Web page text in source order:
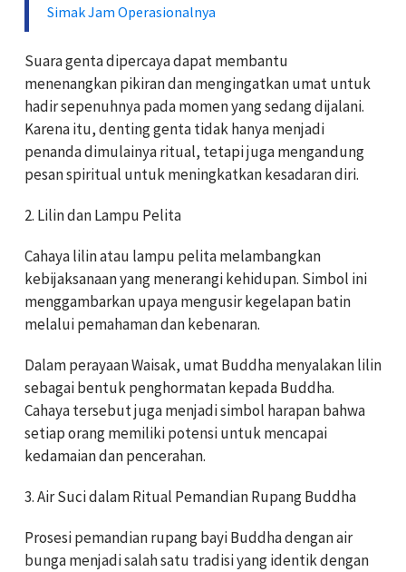
Simak Jam Operasionalnya
Suara genta dipercaya dapat membantu
menenangkan pikiran dan mengingatkan umat untuk
hadir sepenuhnya pada momen yang sedang dijalani.
Karena itu, denting genta tidak hanya menjadi
penanda dimulainya ritual, tetapi juga mengandung
pesan spiritual untuk meningkatkan kesadaran diri.
2. Lilin dan Lampu Pelita
Cahaya lilin atau lampu pelita melambangkan
kebijaksanaan yang menerangi kehidupan. Simbol ini
menggambarkan upaya mengusir kegelapan batin
melalui pemahaman dan kebenaran.
Dalam perayaan Waisak, umat Buddha menyalakan lilin
sebagai bentuk penghormatan kepada Buddha.
Cahaya tersebut juga menjadi simbol harapan bahwa
setiap orang memiliki potensi untuk mencapai
kedamaian dan pencerahan.
3. Air Suci dalam Ritual Pemandian Rupang Buddha
Prosesi pemandian rupang bayi Buddha dengan air
bunga menjadi salah satu tradisi yang identik dengan